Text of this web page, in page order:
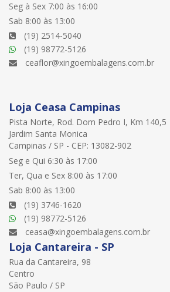
Seg à Sex 7:00 às 16:00
Sab 8:00 às 13:00
(19) 2514-5040
(19) 98772-5126
ceaflor@xingoembalagens.com.br
Loja Ceasa Campinas
Pista Norte, Rod. Dom Pedro I, Km 140,5
Jardim Santa Monica
Campinas / SP - CEP: 13082-902
Seg e Qui 6:30 às 17:00
Ter, Qua e Sex 8:00 às 17:00
Sab 8:00 às 13:00
(19) 3746-1620
(19) 98772-5126
ceasa@xingoembalagens.com.br
Loja Cantareira - SP
Rua da Cantareira, 98
Centro
São Paulo / SP